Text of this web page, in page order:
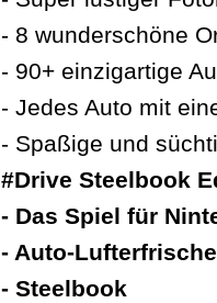
- 8 wunderschöne
- 90+ einzigartige
- Jedes Auto mit
- Spaßige und
#Drive Steelbook
- Das Spiel für
- Auto-
- Steelbook